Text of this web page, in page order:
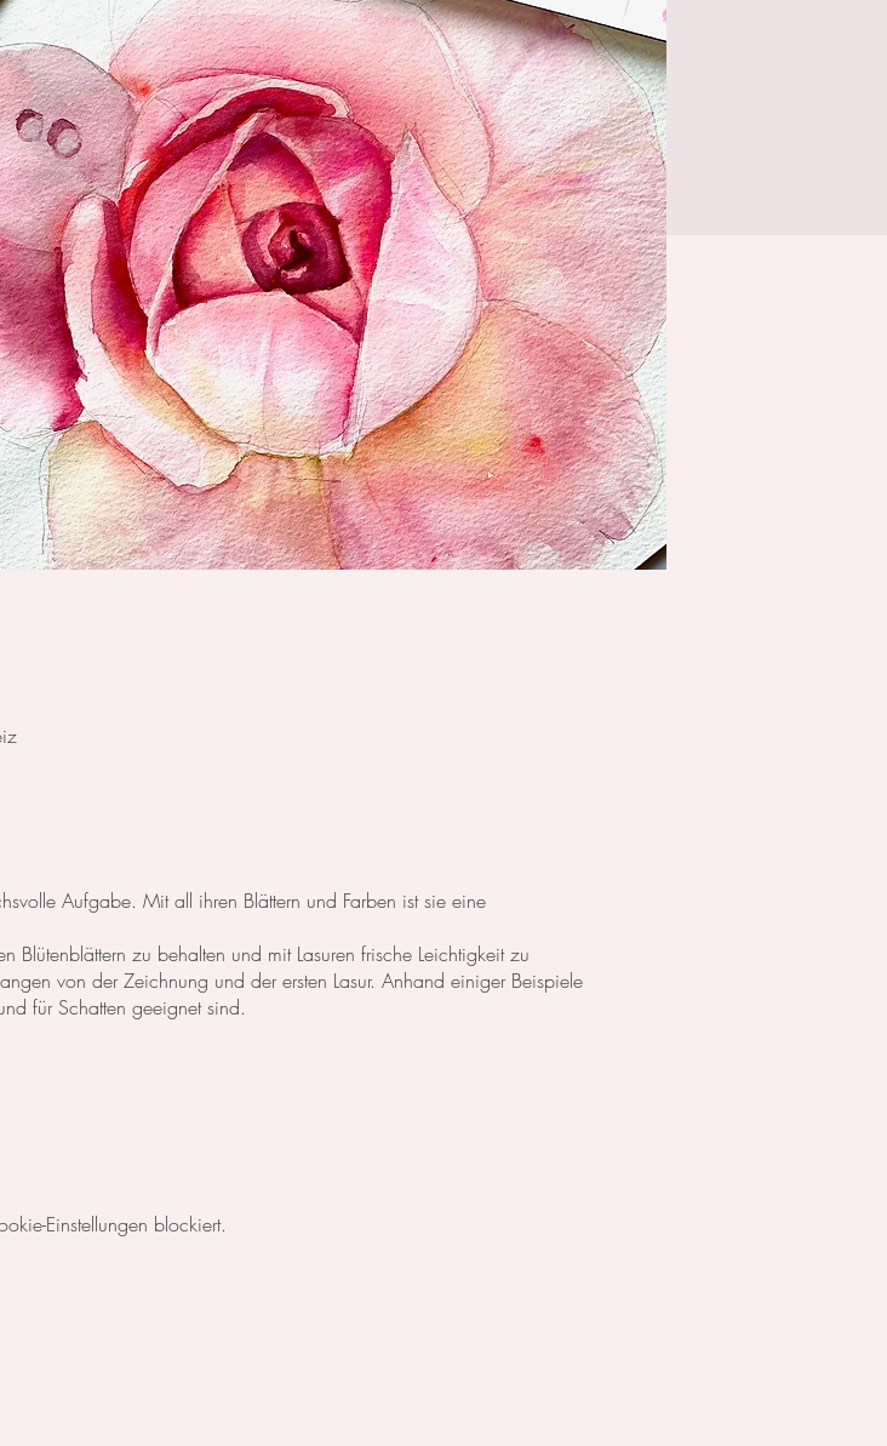
Aufgabe. Mit all ihren Blättern und Farben ist sie eine
zu behalten und mit Lasuren frische Leichtigkeit zu
von der Zeichnung und der ersten Lasur. Anhand einiger Beispiele
für Schatten geeignet sind.
Verfügung.
Einstellungen blockiert.